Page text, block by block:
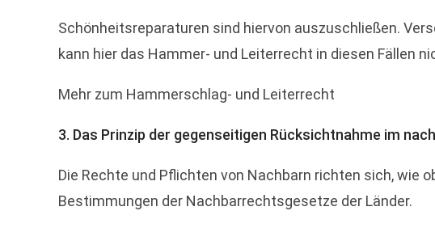
Schönheitsreparaturen sind hiervon auszuschließen.
kann hier das Hammer- und Leiterrecht in diesen Fällen
Mehr zum Hammerschlag- und Leiterrecht
3. Das Prinzip der gegenseitigen Rücksichtnahme im
Die Rechte und Pflichten von Nachbarn richten sich, wie
Bestimmungen der Nachbarrechtsgesetze der Länder.